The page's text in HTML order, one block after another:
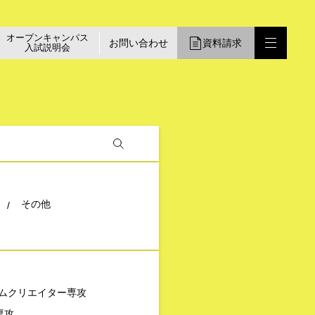
オープンキャンパス
入試説明会
お問い合わせ 資料請求
その他
クリエイター専攻